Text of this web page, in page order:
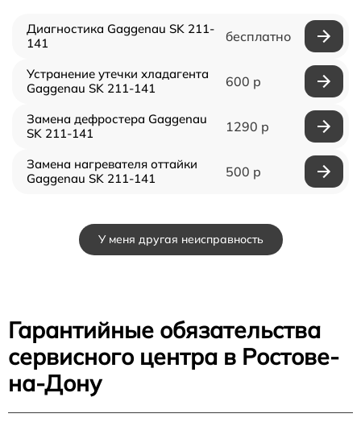
Диагностика Gaggenau SK 211-
141
бесплатно
Устранение утечки хладагента
Gaggenau SK 211-141
600 р
Замена дефростера Gaggenau
SK 211-141
1290 р
Замена нагревателя оттайки
Gaggenau SK 211-141
500 р
У меня другая неисправность
Гарантийные обязательства
сервисного центра в Ростове-
на-Дону